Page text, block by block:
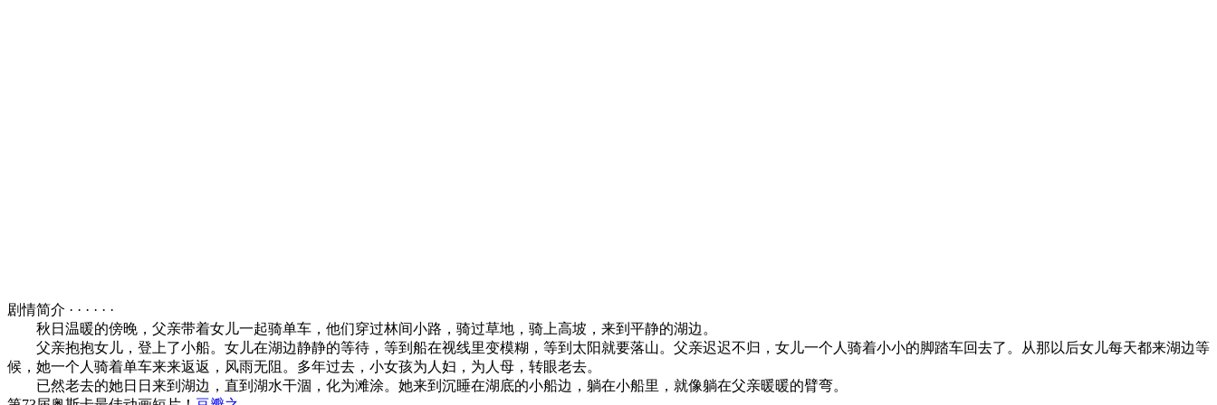
剧情简介 · · · · · ·
秋日温暖的傍晚，父亲带着女儿一起骑单车，他们穿过林间小路，骑过草地，骑上高坡，来到平静的湖边。
父亲抱抱女儿，登上了小船。女儿在湖边静静的等待，等到船在视线里变模糊，等到太阳就要落山。父亲迟迟不归，女儿一个人骑着小小的脚踏车回去了。从那以后女儿每天都来湖边等
候，她一个人骑着单车来来返返，风雨无阻。多年过去，小女孩为人妇，为人母，转眼老去。
已然老去的她日日来到湖边，直到湖水干涸，化为滩涂。她来到沉睡在湖底的小船边，躺在小船里，就像躺在父亲暖暖的臂弯。